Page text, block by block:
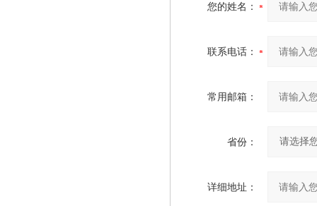
您的姓名：
联系电话：
常用邮箱：
省份：
详细地址：